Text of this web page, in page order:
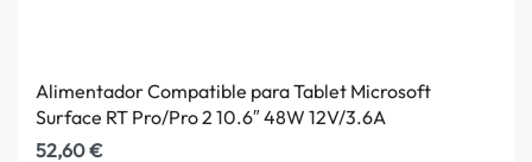
Alimentador Compatible para Tablet Microsoft
Surface RT Pro/Pro 2 10.6″ 48W 12V/3.6A
52,60€